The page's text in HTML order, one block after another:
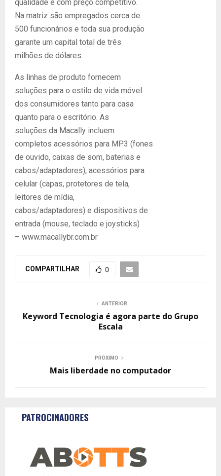
qualidade e com preço competitivo.
Na matriz são empregados cerca de
500 funcionários e toda sua produção
garante um capital total de três
milhões de dólares.
As linhas de produto fornecem
soluções para o estilo de vida móvel
dos consumidores tanto para casa
quanto para o escritório. As
soluções da Macally incluem
completos acessórios para MP3 (fones
de ouvido, caixas de som, baterias e
cabos/adaptadores), acessórios para
celular (capas, protetores de tela,
leitores de mídia,
cabos/adaptadores) e dispositivos de
entrada (mouse, teclado e joysticks)
– www.macallybr.com.br
COMPARTILHAR 0
ANTERIOR
Keyword Tecnologia é agora parte do Grupo
Escala
PRÓXIMO
Mais liberdade no computador
PATROCINADORES